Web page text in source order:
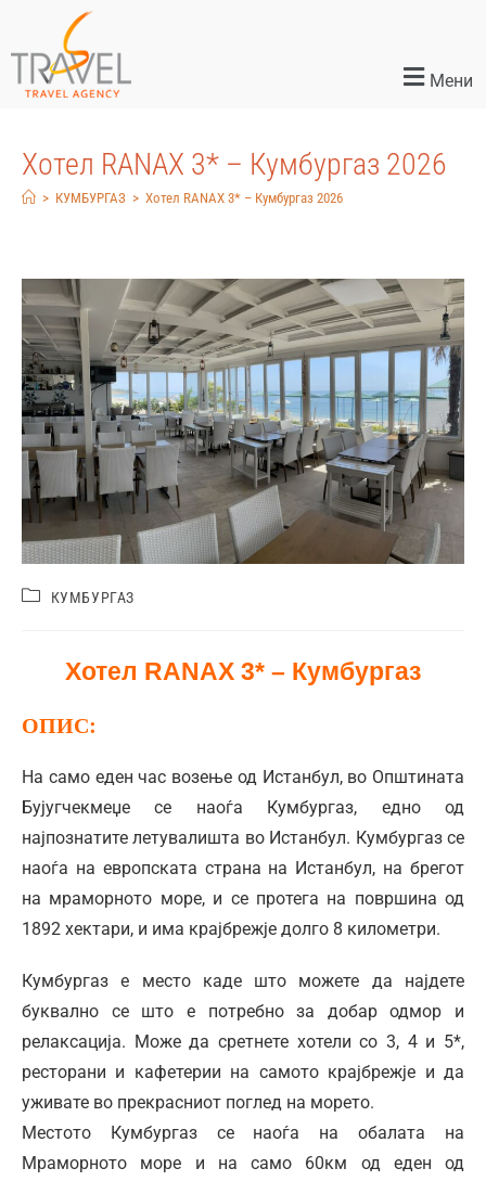
Мени
Хотел RANAX 3* – Кумбургаз 2026
> КУМБУРГАЗ > Хотел RANAX 3* – Кумбургаз 2026
КУМБУРГАЗ
Хотел RANAX 3* – Кумбургаз
ОПИС:
На само еден час возење од Истанбул, во Општината
Бујугчекмеџе се наоѓа Кумбургаз, едно од
најпознатите летувалишта во Истанбул. Кумбургаз се
наоѓа на европската страна на Истанбул, на брегот
на мраморното море, и се протега на површина од
1892 хектари, и има крајбрежје долго 8 километри.
Кумбургаз е место каде што можете да најдете
буквално се што е потребно за добар одмор и
релаксација. Може да сретнете хотели со 3, 4 и 5*,
ресторани и кафетерии на самото крајбрежје и да
уживате во прекрасниот поглед на морето.
Местото Кумбургаз се наоѓа на обалата на
Мраморното море и на само 60км од еден од